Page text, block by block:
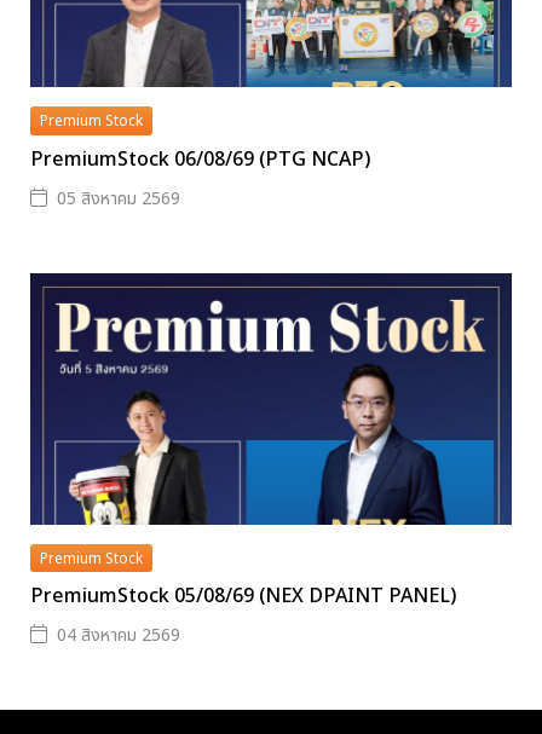
Premium Stock
PremiumStock 06/08/69 (PTG NCAP)
05 สิงหาคม 2569
Premium Stock
PremiumStock 05/08/69 (NEX DPAINT PANEL)
04 สิงหาคม 2569